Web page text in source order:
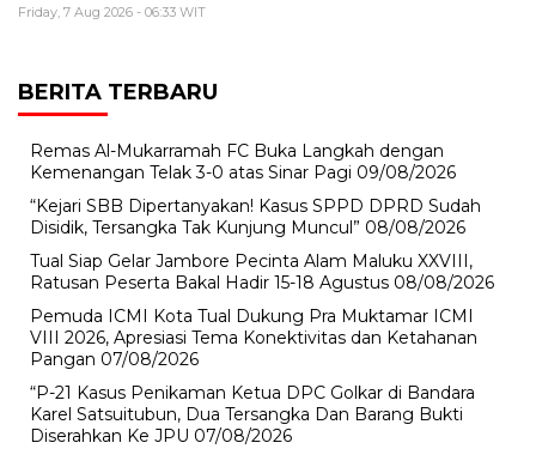
Friday, 7 Aug 2026 - 06:33 WIT
BERITA TERBARU
Remas Al-Mukarramah FC Buka Langkah dengan
Kemenangan Telak 3-0 atas Sinar Pagi 09/08/2026
“Kejari SBB Dipertanyakan! Kasus SPPD DPRD Sudah
Disidik, Tersangka Tak Kunjung Muncul” 08/08/2026
Tual Siap Gelar Jambore Pecinta Alam Maluku XXVIII,
Ratusan Peserta Bakal Hadir 15-18 Agustus 08/08/2026
Pemuda ICMI Kota Tual Dukung Pra Muktamar ICMI
VIII 2026, Apresiasi Tema Konektivitas dan Ketahanan
Pangan 07/08/2026
“P-21 Kasus Penikaman Ketua DPC Golkar di Bandara
Karel Satsuitubun, Dua Tersangka Dan Barang Bukti
Diserahkan Ke JPU 07/08/2026